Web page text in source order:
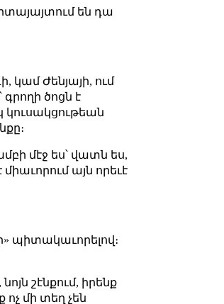
են դա
կամ Ժենյայի, ում
ծոցն է
կուսակցութեան
մէջ ես՝ վատն ես,
այն որեւէ
պիտակաւորելով։
շէնքում, իրենք
ոչ մի տեղ չեն